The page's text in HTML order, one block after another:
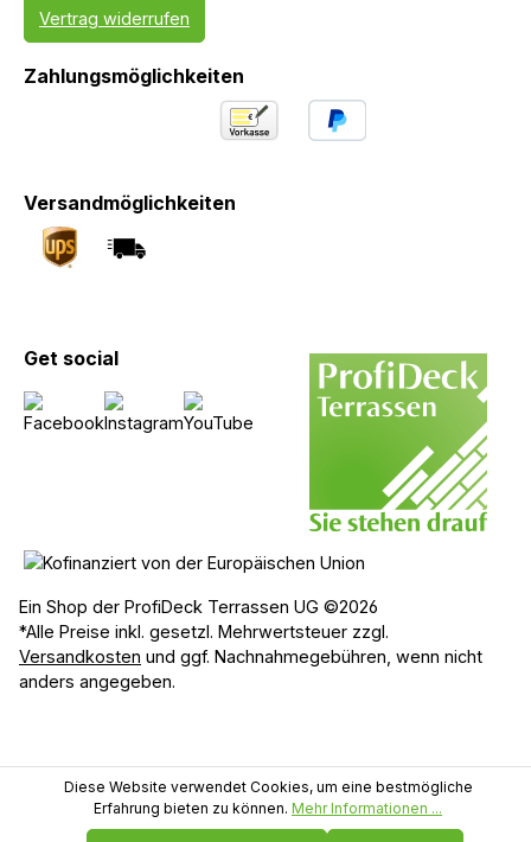
Vertrag widerrufen
Zahlungsmöglichkeiten
Versandmöglichkeiten
Get social
Ein Shop der ProfiDeck Terrassen UG ©2026
*Alle Preise inkl. gesetzl. Mehrwertsteuer zzgl.
Versandkosten und ggf. Nachnahmegebühren, wenn nicht
anders angegeben.
Diese Website verwendet Cookies, um eine bestmögliche
Erfahrung bieten zu können. Mehr Informationen ...